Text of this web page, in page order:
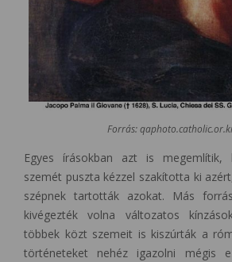
Forrás:
Egyes írásokban azt is
szemét puszta kézzel szakította ki
szépnek tartották azokat. Más
kivégezték volna változatos
többek közt szemeit is kiszúrták a
történeteket nehéz igazolni mégis